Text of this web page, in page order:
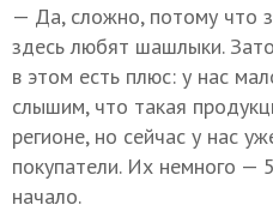
— Да, сложно, потому что
здесь любят шашлыки.
в этом есть плюс: у нас
слышим, что такая
регионе, но сейчас у нас
покупатели. Их немного —
начало.